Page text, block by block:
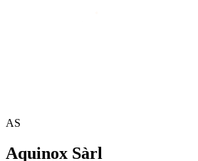
AS
Aquinox Sàrl